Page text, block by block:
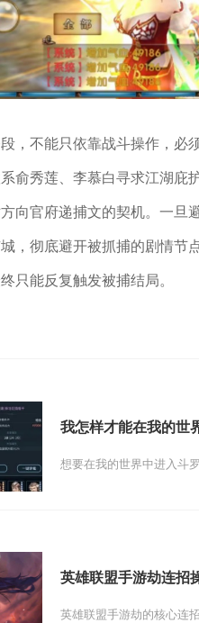
，不能只依靠战斗操作，必
俞秀莲、李慕白寻求江湖庇
向官府递捕文的契机。一旦
，彻底避开被抓捕的剧情节
只能反复触发被捕结局。
我怎样才能在我的世
想要在我的世界中进入斗
英雄联盟手游劫连招
英雄联盟手游劫的核心连